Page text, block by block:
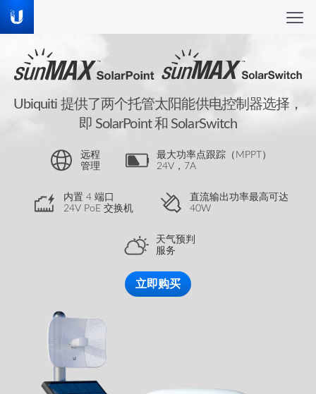
Ubiquiti 提供了两个托管太阳能供电控制器选择，
即 SolarPoint 和 SolarSwitch
远程
管理
最大功率点跟踪（MPPT）
24V，7A
内置 4 端口
24V PoE 交换机
直流输出功率最高可达
40W
天气预判
服务
立即购买